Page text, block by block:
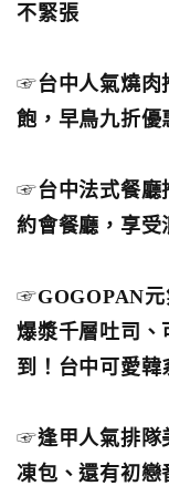
不緊張
☞台中人氣燒肉
飽，早鳥九折優
☞台中法式餐廳
約會餐廳，享受
☞GOGOPAN
爆漿千層吐司、
到！台中可愛韓
☞逢甲人氣排隊
凍包、還有初戀